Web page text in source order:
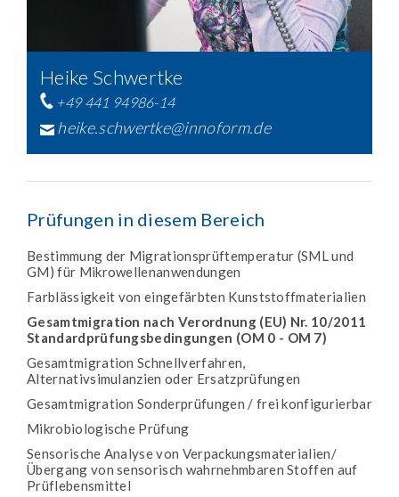
Heike Schwertke
+49 441 94986-14
heike.schwertke@innoform.de
Prüfungen in diesem Bereich
Bestimmung der Migrationsprüftemperatur (SML und
GM) für Mikrowellenanwendungen
Farblässigkeit von eingefärbten Kunststoffmaterialien
Gesamtmigration nach Verordnung (EU) Nr. 10/2011
Standardprüfungsbedingungen (OM 0 - OM 7)
Gesamtmigration Schnellverfahren,
Alternativsimulanzien oder Ersatzprüfungen
Gesamtmigration Sonderprüfungen / frei konfigurierbar
Mikrobiologische Prüfung
Sensorische Analyse von Verpackungsmaterialien/
Übergang von sensorisch wahrnehmbaren Stoffen auf
Prüflebensmittel